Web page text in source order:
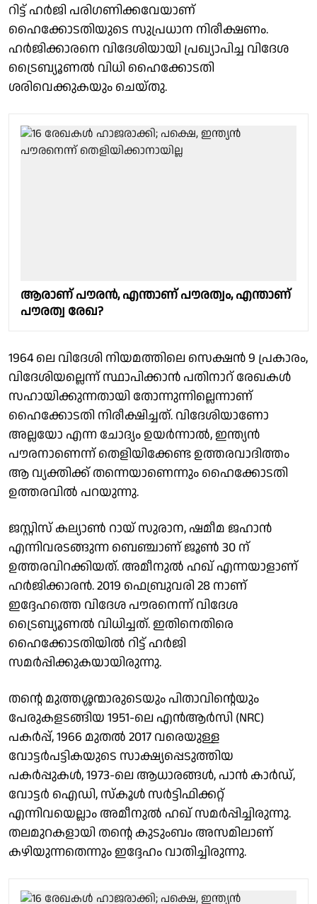
റിട്ട് ഹര്‍ജി പരിഗണിക്കവേയാണ്
ഹൈക്കോടതിയുടെ സുപ്രധാന നിരീക്ഷണം.
ഹര്‍ജിക്കാരനെ വിദേശിയായി പ്രഖ്യാപിച്ച വിദേശ
ട്രൈബ്യൂണല്‍ വിധി ഹൈക്കോടതി
ശരിവെക്കുകയും ചെയ്തു.
ആരാണ് പൗരന്‍, എന്താണ് പൗരത്വം, എന്താണ്
പൗരത്വ രേഖ?
1964 ലെ വിദേശി നിയമത്തിലെ സെക്ഷന്‍ 9 പ്രകാരം,
വിദേശിയല്ലെന്ന് സ്ഥാപിക്കാന്‍ പതിനാറ് രേഖകള്‍
സഹായിക്കുന്നതായി തോന്നുന്നില്ലെന്നാണ്
ഹൈക്കോടതി നിരീക്ഷിച്ചത്. വിദേശിയാണോ
അല്ലയോ എന്ന ചോദ്യം ഉയര്‍ന്നാല്‍, ഇന്ത്യന്‍
പൗരനാണെന്ന് തെളിയിക്കേണ്ട ഉത്തരവാദിത്തം
ആ വ്യക്തിക്ക് തന്നെയാണെന്നും ഹൈക്കോടതി
ഉത്തരവില്‍ പറയുന്നു.
ജസ്റ്റിസ് കല്യാണ്‍ റായ് സുരാന, ഷമീമ ജഹാന്‍
എന്നിവരടങ്ങുന്ന ബെഞ്ചാണ് ജൂണ്‍ 30 ന്
ഉത്തരവിറക്കിയത്. അമീനുല്‍ ഹഖ് എന്നയാളാണ്
ഹര്‍ജിക്കാരന്‍. 2019 ഫെബ്രുവരി 28 നാണ്
ഇദ്ദേഹത്തെ വിദേശ പൗരനെന്ന് വിദേശ
ട്രൈബ്യൂണല്‍ വിധിച്ചത്. ഇതിനെതിരെ
ഹൈക്കോടതിയില്‍ റിട്ട് ഹര്‍ജി
സമര്‍പ്പിക്കുകയായിരുന്നു.
തന്റെ മുത്തശ്ശന്മാരുടെയും പിതാവിന്റെയും
പേരുകളടങ്ങിയ 1951-ലെ എന്‍ആര്‍സി (NRC)
പകര്‍പ്പ്, 1966 മുതല്‍ 2017 വരെയുള്ള
വോട്ടര്‍പട്ടികയുടെ സാക്ഷ്യപ്പെടുത്തിയ
പകര്‍പ്പുകള്‍, 1973-ലെ ആധാരങ്ങള്‍, പാന്‍ കാര്‍ഡ്,
വോട്ടര്‍ ഐഡി, സ്‌കൂള്‍ സര്‍ട്ടിഫിക്കറ്റ്
എന്നിവയെല്ലാം അമീനുല്‍ ഹഖ് സമര്‍പ്പിച്ചിരുന്നു.
തലമുറകളായി തന്റെ കുടുംബം അസമിലാണ്
കഴിയുന്നതെന്നും ഇദ്ദേഹം വാതിച്ചിരുന്നു.